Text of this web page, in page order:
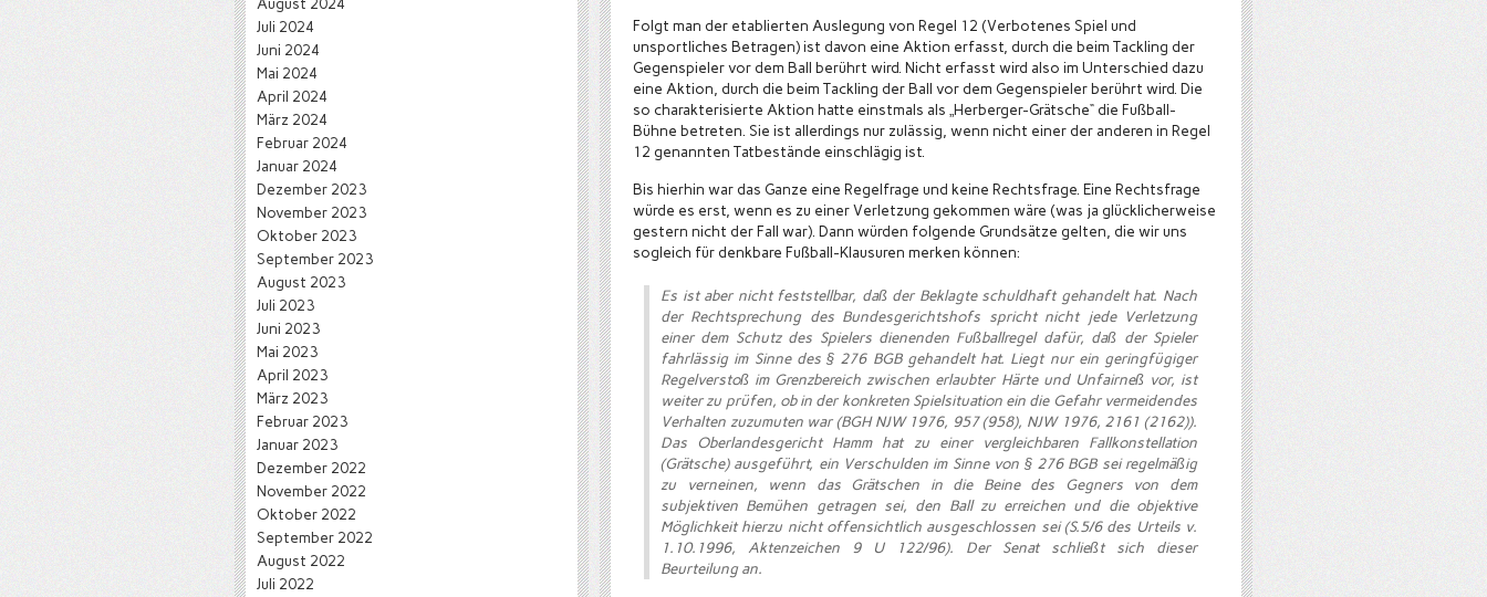
Folgt man der etablierten Auslegung von Regel 12 (Verbotenes Spiel und
unsportliches Betragen) ist davon eine Aktion erfasst, durch die beim Tackling der
Gegenspieler vor dem Ball berührt wird. Nicht erfasst wird also im Unterschied dazu
eine Aktion, durch die beim Tackling der Ball vor dem Gegenspieler berührt wird. Die
so charakterisierte Aktion hatte einstmals als „Herberger-Grätsche“ die Fußball-
Bühne betreten. Sie ist allerdings nur zulässig, wenn nicht einer der anderen in Regel
12 genannten Tatbestände einschlägig ist.
Bis hierhin war das Ganze eine Regelfrage und keine Rechtsfrage. Eine Rechtsfrage
würde es erst, wenn es zu einer Verletzung gekommen wäre (was ja glücklicherweise
gestern nicht der Fall war). Dann würden folgende Grundsätze gelten, die wir uns
sogleich für denkbare Fußball-Klausuren merken können:
Es ist aber nicht feststellbar, daß der Beklagte schuldhaft gehandelt hat. Nach
der Rechtsprechung des Bundesgerichtshofs spricht nicht jede Verletzung
einer dem Schutz des Spielers dienenden Fußballregel dafür, daß der Spieler
fahrlässig im Sinne des § 276 BGB gehandelt hat. Liegt nur ein geringfügiger
Regelverstoß im Grenzbereich zwischen erlaubter Härte und Unfairneß vor, ist
weiter zu prüfen, ob in der konkreten Spielsituation ein die Gefahr vermeidendes
Verhalten zuzumuten war (BGH NJW 1976, 957 (958), NJW 1976, 2161 (2162)).
Das Oberlandesgericht Hamm hat zu einer vergleichbaren Fallkonstellation
(Grätsche) ausgeführt, ein Verschulden im Sinne von § 276 BGB sei regelmäßig
zu verneinen, wenn das Grätschen in die Beine des Gegners von dem
subjektiven Bemühen getragen sei, den Ball zu erreichen und die objektive
Möglichkeit hierzu nicht offensichtlich ausgeschlossen sei (S.5/6 des Urteils v.
1.10.1996, Aktenzeichen 9 U 122/96). Der Senat schließt sich dieser
Beurteilung an.
Juli 2024
Juni 2024
Mai 2024
April 2024
März 2024
Februar 2024
Januar 2024
Dezember 2023
November 2023
Oktober 2023
September 2023
August 2023
Juli 2023
Juni 2023
Mai 2023
April 2023
März 2023
Februar 2023
Januar 2023
Dezember 2022
November 2022
Oktober 2022
September 2022
August 2022
Juli 2022